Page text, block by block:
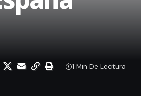
1 Min De Lectura